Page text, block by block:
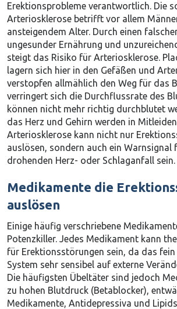
Erektionsprobleme verantwortlich. Die
Arteriosklerose betrifft vor allem
ansteigendem Alter. Durch einen
ungesunder Ernährung und
steigt das Risiko für Arteriosklerose.
lagern sich hier in den Gefäßen und
verstopfen allmählich den Weg für das
verringert sich die Durchflussrate des
können nicht mehr richtig durchblutet
das Herz und Gehirn werden in
Arteriosklerose kann nicht nur
auslösen, sondern auch ein Warnsignal
drohenden Herz- oder Schlaganfall sein.
Medikamente die
auslösen
Einige häufig verschriebene
Potenzkiller. Jedes Medikament kann
für Erektionsstörungen sein, da das
System sehr sensibel auf externe
Die häufigsten Übeltäter sind jedoch
zu hohen Blutdruck (Betablocker),
Medikamente, Antidepressiva und